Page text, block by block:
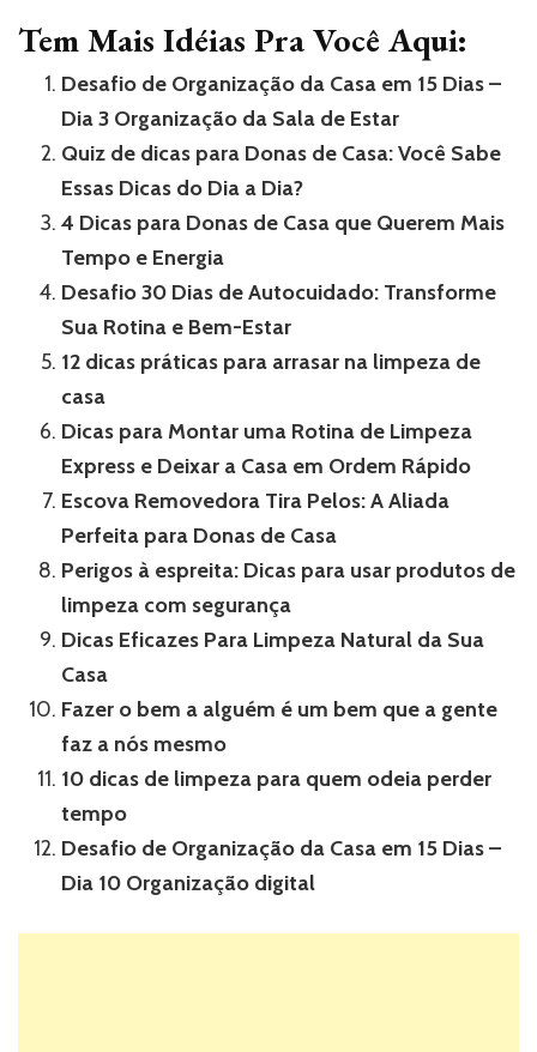
Tem Mais Idéias Pra Você Aqui:
Desafio de Organização da Casa em 15 Dias –
Dia 3 Organização da Sala de Estar
Quiz de dicas para Donas de Casa: Você Sabe
Essas Dicas do Dia a Dia?
4 Dicas para Donas de Casa que Querem Mais
Tempo e Energia
Desafio 30 Dias de Autocuidado: Transforme
Sua Rotina e Bem-Estar
12 dicas práticas para arrasar na limpeza de
casa
Dicas para Montar uma Rotina de Limpeza
Express e Deixar a Casa em Ordem Rápido
Escova Removedora Tira Pelos: A Aliada
Perfeita para Donas de Casa
Perigos à espreita: Dicas para usar produtos de
limpeza com segurança
Dicas Eficazes Para Limpeza Natural da Sua
Casa
Fazer o bem a alguém é um bem que a gente
faz a nós mesmo
10 dicas de limpeza para quem odeia perder
tempo
Desafio de Organização da Casa em 15 Dias –
Dia 10 Organização digital